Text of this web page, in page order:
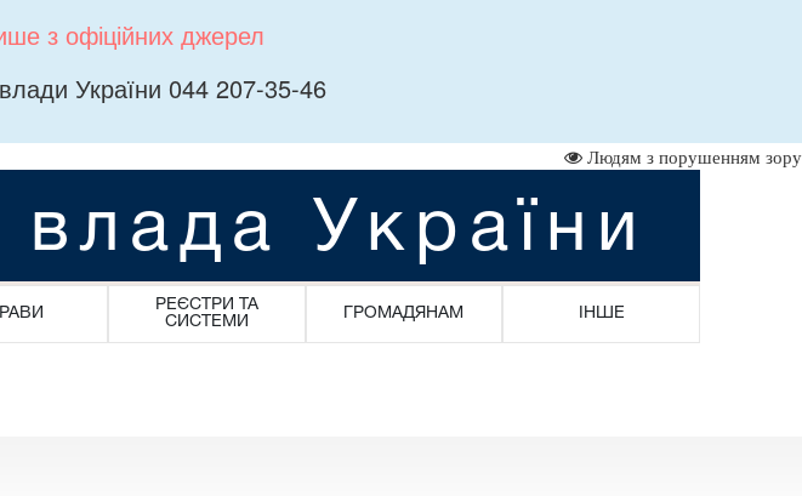
з офіційних джерел
України 044 207-35-46
Людям з порушенням зору
України
РЕЄСТРИ ТА
СИСТЕМИ
ГРОМАДЯНАМ ІНШЕ